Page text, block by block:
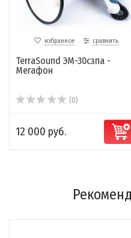
избранное сравнить
TerraSound ЭМ-30сзпа -
Мегафон
(0)
12 000 руб.